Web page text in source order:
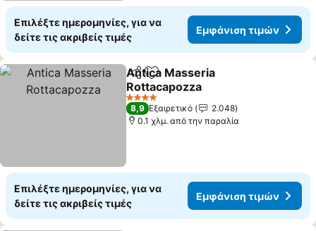
Επιλέξτε ημερομηνίες, για να
δείτε τις ακριβείς τιμές
Εμφάνιση τιμών
Κοινοποίηση
Προσθήκη στα αγαπημένα
Antica Masseria
Rottacapozza
4 Αστέρια
8,9 Εξαιρετικό
2.048
0.1 χλμ. από την παραλία
Επιλέξτε ημερομηνίες, για να
δείτε τις ακριβείς τιμές
Εμφάνιση τιμών